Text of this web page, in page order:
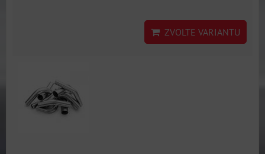
ZVOLTE VARIANTU